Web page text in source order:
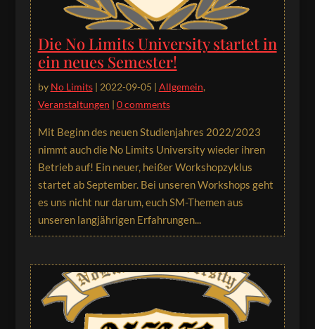
Die No Limits University startet in
ein neues Semester!
by No Limits| 2022-09-05 | Allgemein,
Veranstaltungen | 0 comments
Mit Beginn des neuen Studienjahres 2022/2023
nimmt auch die No Limits University wieder ihren
Betrieb auf! Ein neuer, heißer Workshopzyklus
startet ab September. Bei unseren Workshops geht
es uns nicht nur darum, euch SM-Themen aus
unseren langjährigen Erfahrungen...